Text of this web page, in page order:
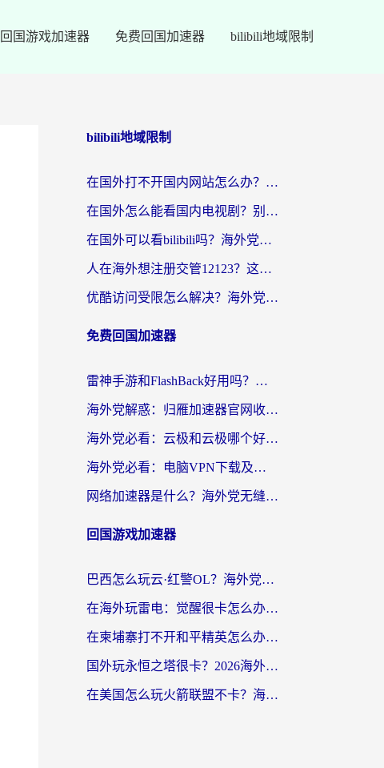
回国游戏加速器 免费回国加速器 bilibili地域限制
bilibili地域限制
在国外打不开国内网站怎么办？海外华人亲测的回国加速器选择指南
在国外怎么能看国内电视剧？别再踩坑！这篇给你真实解决方案
在国外可以看bilibili吗？海外党追剧看番的终极解决方案来了
人在海外想注册交管12123？这篇攻略帮你搞定（附回国加速神器）
优酷访问受限怎么解决？海外党亲测有效的回国加速方案
免费回国加速器
雷神手游和FlashBack好用吗？海外党亲测指南，避开破解版坑轻松访问国内资源
海外党解惑：归雁加速器官网收费吗？+3个回国加速问题的真实答案
海外党必看：云极和云极哪个好？3分钟选对回国加速器，无缝访问国内资源
海外党必看：电脑VPN下载及回国加速器选择指南——无缝访问国内资源不再难
网络加速器是什么？海外党无缝刷剧、看NBA的实用指南
回国游戏加速器
巴西怎么玩云·红警OL？海外党国服游戏加速终极攻略（附非洲逆水寒&天下山海低延迟技巧）
在海外玩雷电：觉醒很卡怎么办？2026终极指南帮你告别延迟与卡顿
在柬埔寨打不开和平精英怎么办？海外党必看的国服游戏加速终极指南
国外玩永恒之塔很卡？2026海外党国服游戏加速器终极指南（附街头篮球坦克世界实测）
在美国怎么玩火箭联盟不卡？海外玩家国服游戏加速终极指南（附明日方舟美版王者荣耀优化技巧）